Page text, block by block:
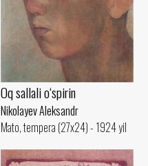
Oq sallali o‘spirin
Nikolayev Aleksandr
Mato, tempera (27x24) - 1924 yil